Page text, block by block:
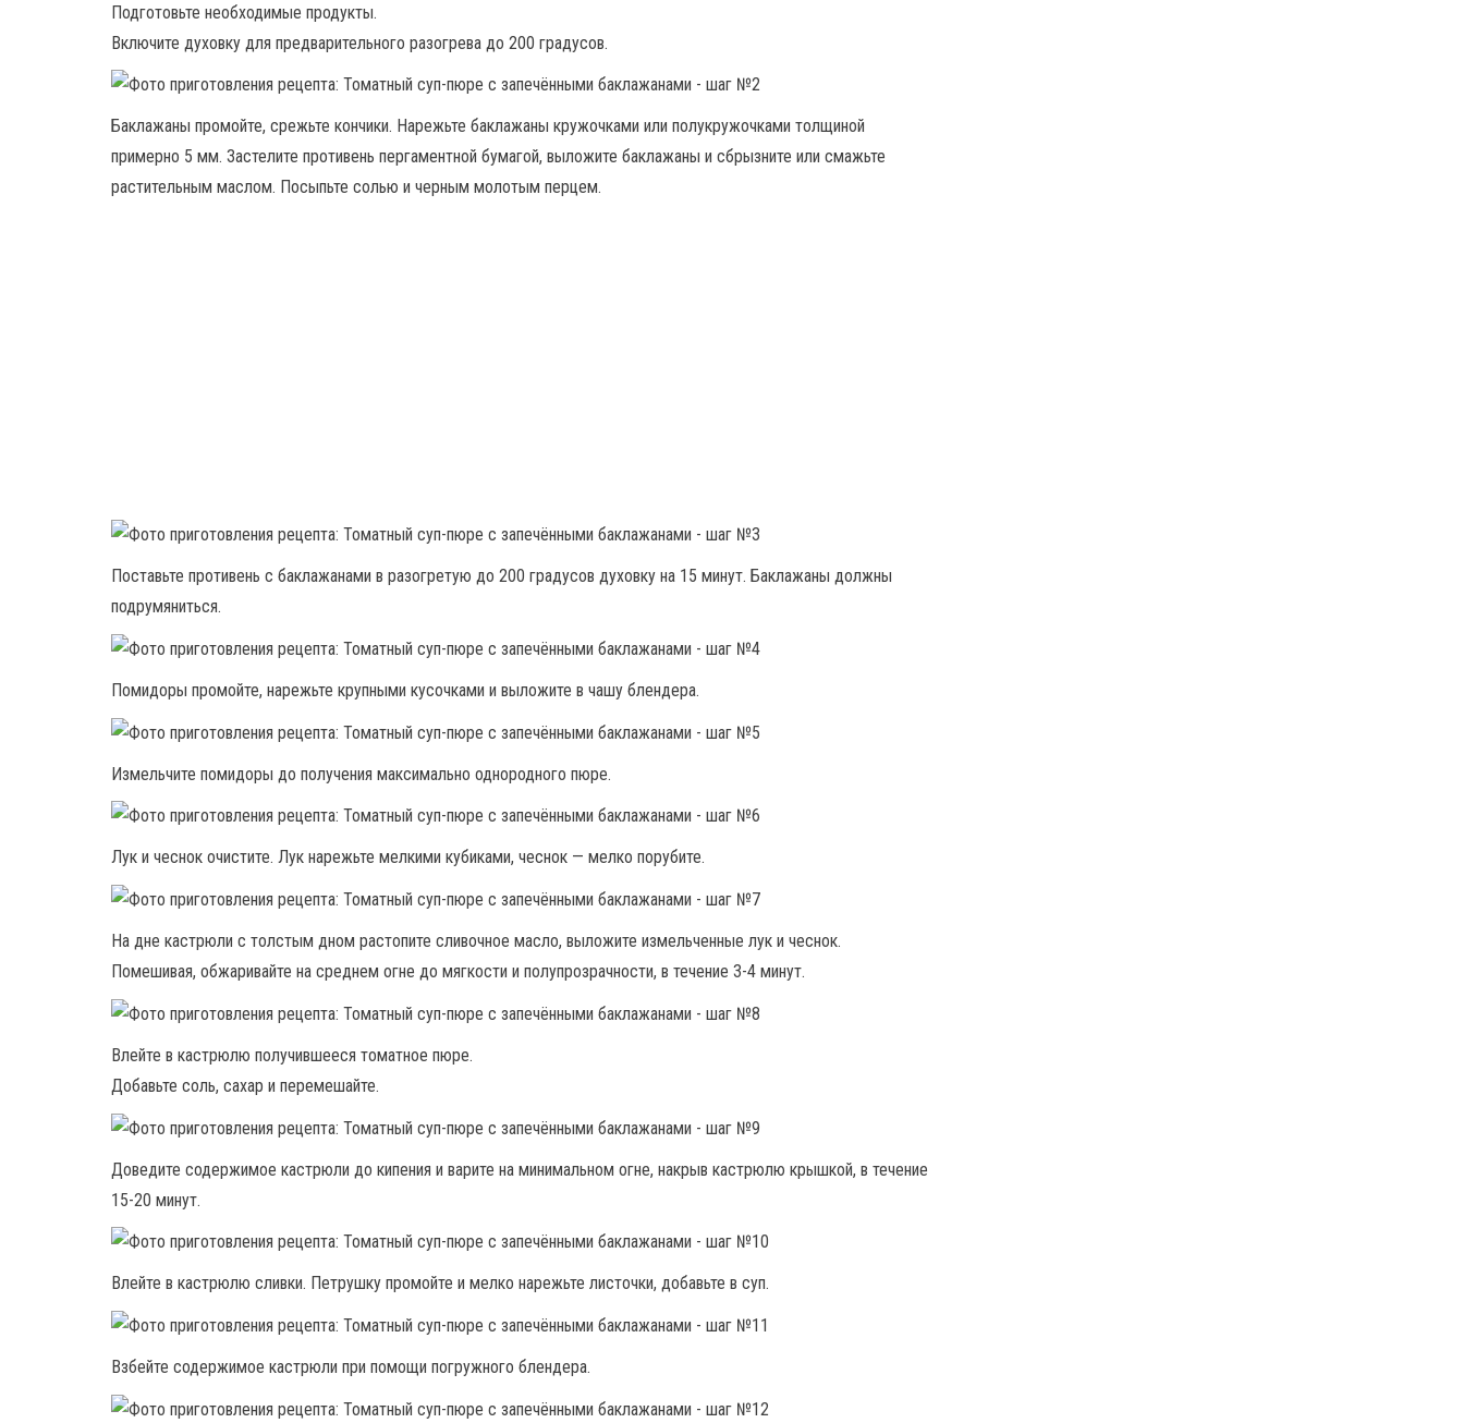
Подготовьте необходимые продукты.
Включите духовку для предварительного разогрева до 200 градусов.
Баклажаны промойте, срежьте кончики. Нарежьте баклажаны кружочками или полукружочками толщиной
примерно 5 мм. Застелите противень пергаментной бумагой, выложите баклажаны и сбрызните или смажьте
растительным маслом. Посыпьте солью и черным молотым перцем.
Поставьте противень с баклажанами в разогретую до 200 градусов духовку на 15 минут. Баклажаны должны
подрумяниться.
Помидоры промойте, нарежьте крупными кусочками и выложите в чашу блендера.
Измельчите помидоры до получения максимально однородного пюре.
Лук и чеснок очистите. Лук нарежьте мелкими кубиками, чеснок — мелко порубите.
На дне кастрюли с толстым дном растопите сливочное масло, выложите измельченные лук и чеснок.
Помешивая, обжаривайте на среднем огне до мягкости и полупрозрачности, в течение 3-4 минут.
Влейте в кастрюлю получившееся томатное пюре.
Добавьте соль, сахар и перемешайте.
Доведите содержимое кастрюли до кипения и варите на минимальном огне, накрыв кастрюлю крышкой, в течение
15-20 минут.
Влейте в кастрюлю сливки. Петрушку промойте и мелко нарежьте листочки, добавьте в суп.
Взбейте содержимое кастрюли при помощи погружного блендера.